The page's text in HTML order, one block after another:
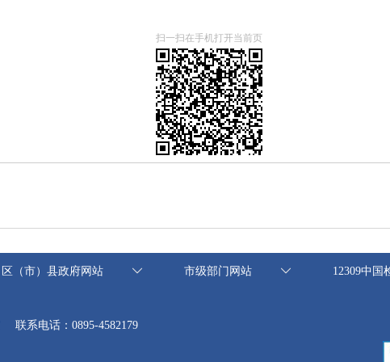
扫一扫在手机打开当前页
区（市）县政府网站 市级部门网站 12309中国
联系电话：0895-4582179